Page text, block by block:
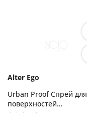
Alter Ego
Urban Proof Спрей для
поверхностей